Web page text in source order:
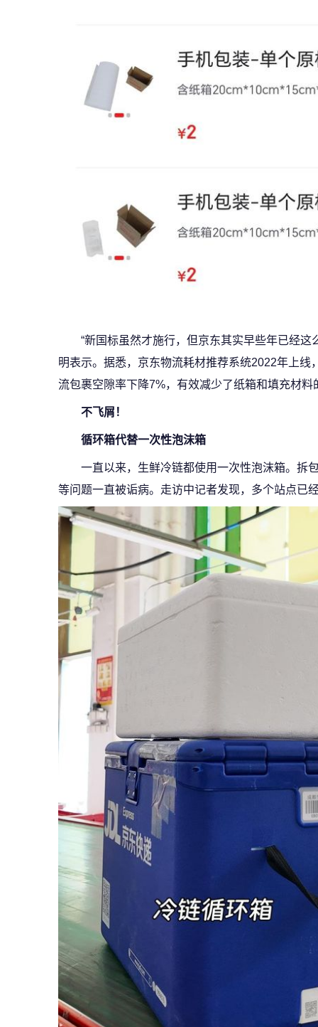
“新国标虽然才施行，但京东其实早些年已经
明表示。据悉，京东物流耗材推荐系统2022年上
流包裹空隙率下降7%，有效减少了纸箱和填充材料
不飞屑！
循环箱代替一次性泡沫箱
一直以来，生鲜冷链都使用一次性泡沫箱。拆
等问题一直被诟病。走访中记者发现，多个站点已